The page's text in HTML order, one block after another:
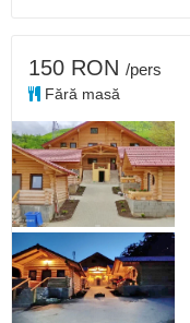
150 RON /pers
Fără masă